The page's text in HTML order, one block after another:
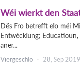
Wéi wierkt den
Dës Fro betrefft elo méi
Entwécklung;
aner...
Viergeschlo 28, Sep 2019